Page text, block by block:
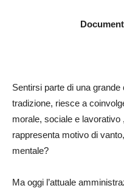
Sentirsi parte di una
tradizione, riesce a
morale, sociale e lavorativo
rappresenta motivo di
mentale?
Ma oggi l’attuale